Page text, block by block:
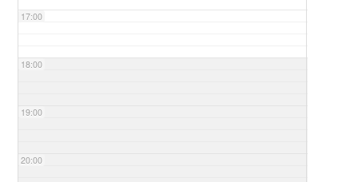
17:00
18:00
19:00
20:00